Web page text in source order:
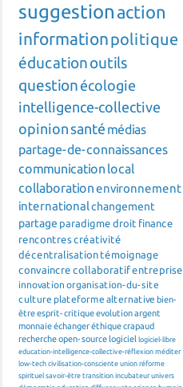
suggestion action
informationpolitique
éducationoutils
question écologie
intelligence-collective
opinion santé médias
partage-de-connaissances
communication local
collaborationenvironnement
internationalchangement
partage paradigme droit finance
rencontrescréativité
décentralisation témoignage
convaincre collaboratifentreprise
innovation organisation-du-site
culture plateforme alternative bien-
êtreesprit-critiqueevolutionargent
monnaieéchangeréthiquecrapaud
rechercheopen-source logiciel logiciel-libre
education-intelligence-collective-réflexion méditer
low-tech civilisation-consciente union réforme
spirituel savoir-être transition incubateur univers